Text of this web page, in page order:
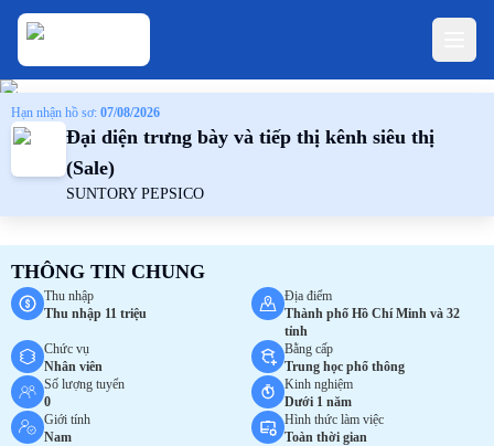
Hạn nhận hồ sơ: 07/08/2026
Đại diện trưng bày và tiếp thị kênh siêu thị
(Sale)
SUNTORY PEPSICO
THÔNG TIN CHUNG
Thu nhập
Thu nhập 11 triệu
Địa điểm
Thành phố Hồ Chí Minh và 32
tỉnh
Chức vụ
Nhân viên
Bằng cấp
Trung học phổ thông
Số lượng tuyển
0
Kinh nghiệm
Dưới 1 năm
Giới tính
Nam
Hình thức làm việc
Toàn thời gian